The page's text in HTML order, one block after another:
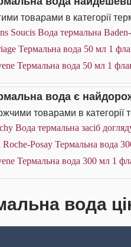
товарами в категорії
Soucis Вода термальна
Термальна вода 50 мл 1
Термальна вода 50 мл 1
вода є
товарами в категорії
Вода термальна засіб
Roche-Posay Термальна вода
Термальна вода 300 мл 1
вода